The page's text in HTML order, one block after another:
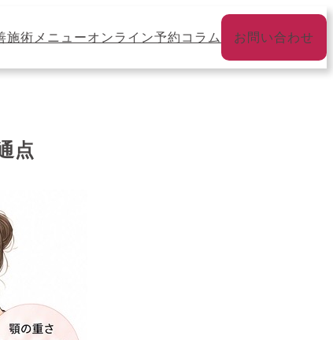
施術メニューオンライン予約 コラム お問い合わせ
点